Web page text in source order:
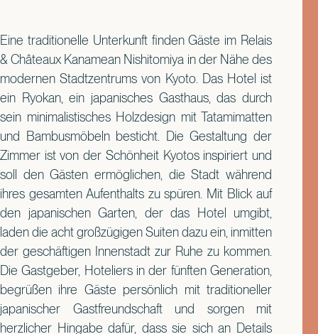
Eine traditionelle Unterkunft finden Gäste im Relais
& Châteaux Kanamean Nishitomiya in der Nähe des
modernen Stadtzentrums von Kyoto. Das Hotel ist
ein Ryokan, ein japanisches Gasthaus, das durch
sein minimalistisches Holzdesign mit Tatamimatten
und Bambusmöbeln besticht. Die Gestaltung der
Zimmer ist von der Schönheit Kyotos inspiriert und
soll den Gästen ermöglichen, die Stadt während
ihres gesamten Aufenthalts zu spüren. Mit Blick auf
den japanischen Garten, der das Hotel umgibt,
laden die acht großzügigen Suiten dazu ein, inmitten
der geschäftigen Innenstadt zur Ruhe zu kommen.
Die Gastgeber, Hoteliers in der fünften Generation,
begrüßen ihre Gäste persönlich mit traditioneller
japanischer Gastfreundschaft und sorgen mit
herzlicher Hingabe dafür, dass sie sich an Details